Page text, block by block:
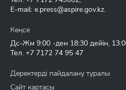
E-mail: e.press@aspire.gov.kz.
Кеңсе
Дс-Жм 9:00 -ден 18:30 дейін,
Тел. +7 7172 74 95 47
Деректерді пайдалану туралы
Сайт картасы